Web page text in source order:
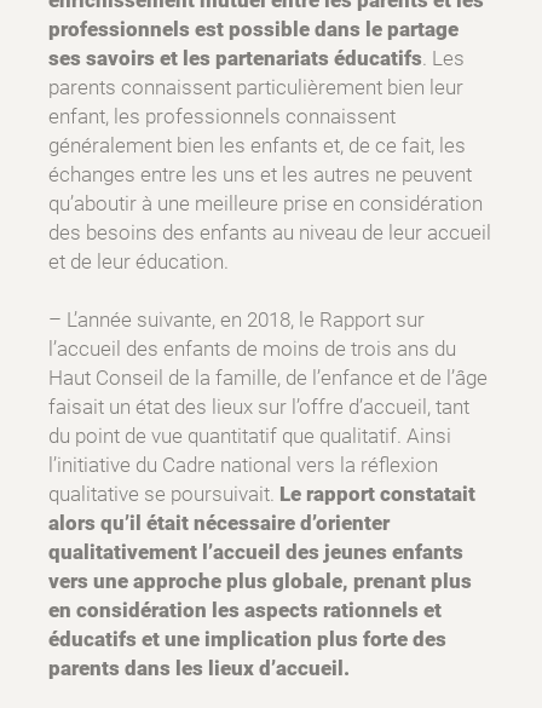
professionnels est possible dans le partage
ses savoirs et les partenariats éducatifs. Les
parents connaissent particulièrement bien leur
enfant, les professionnels connaissent
généralement bien les enfants et, de ce fait, les
échanges entre les uns et les autres ne peuvent
qu’aboutir à une meilleure prise en considération
des besoins des enfants au niveau de leur accueil
et de leur éducation.
– L’année suivante, en 2018, le Rapport sur
l’accueil des enfants de moins de trois ans du
Haut Conseil de la famille, de l’enfance et de l’âge
faisait un état des lieux sur l’offre d’accueil, tant
du point de vue quantitatif que qualitatif. Ainsi
l’initiative du Cadre national vers la réflexion
qualitative se poursuivait. Le rapport constatait
alors qu’il était nécessaire d’orienter
qualitativement l’accueil des jeunes enfants
vers une approche plus globale, prenant plus
en considération les aspects rationnels et
éducatifs et une implication plus forte des
parents dans les lieux d’accueil.